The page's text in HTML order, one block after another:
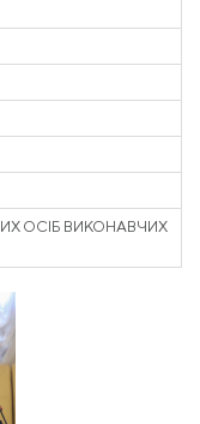
ОСІБ ВИКОНАВЧИХ